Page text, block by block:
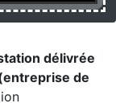
délivrée
de